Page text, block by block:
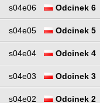
s04e06 Odcinek 6
s04e05 Odcinek 5
s04e04 Odcinek 4
s04e03 Odcinek 3
s04e02 Odcinek 2